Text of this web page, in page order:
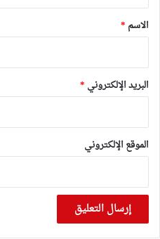
*
الاسم *
البريد الإلكتروني *
الموقع الإلكتروني